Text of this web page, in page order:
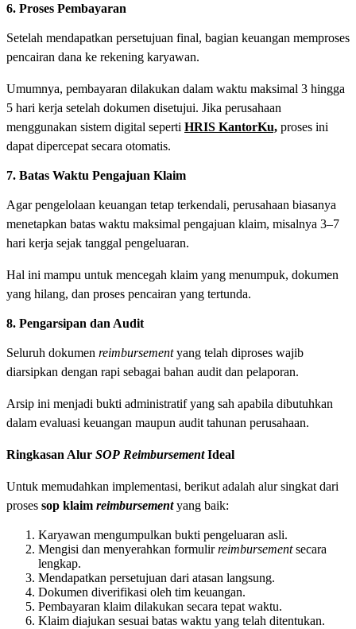
6. Proses Pembayaran
Setelah mendapatkan persetujuan final, bagian keuangan memproses
pencairan dana ke rekening karyawan.
Umumnya, pembayaran dilakukan dalam waktu maksimal 3 hingga
5 hari kerja setelah dokumen disetujui. Jika perusahaan
menggunakan sistem digital seperti HRIS KantorKu, proses ini
dapat dipercepat secara otomatis.
7. Batas Waktu Pengajuan Klaim
Agar pengelolaan keuangan tetap terkendali, perusahaan biasanya
menetapkan batas waktu maksimal pengajuan klaim, misalnya 3–7
hari kerja sejak tanggal pengeluaran.
Hal ini mampu untuk mencegah klaim yang menumpuk, dokumen
yang hilang, dan proses pencairan yang tertunda.
8. Pengarsipan dan Audit
Seluruh dokumen reimbursementyang telah diproses wajib
diarsipkan dengan rapi sebagai bahan audit dan pelaporan.
Arsip ini menjadi bukti administratif yang sah apabila dibutuhkan
dalam evaluasi keuangan maupun audit tahunan perusahaan.
Ringkasan Alur SOP ReimbursementIdeal
Untuk memudahkan implementasi, berikut adalah alur singkat dari
proses sop klaim reimbursementyang baik:
Karyawan mengumpulkan bukti pengeluaran asli.
Mengisi dan menyerahkan formulirreimbursementsecara
lengkap.
Mendapatkan persetujuan dari atasan langsung.
Dokumen diverifikasi oleh tim keuangan.
Pembayaran klaim dilakukan secara tepat waktu.
Klaim diajukan sesuai batas waktu yang telah ditentukan.